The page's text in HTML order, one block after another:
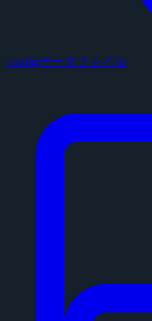
configデータファイル